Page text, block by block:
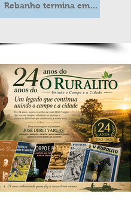
Rebanho termina em
duas semanas